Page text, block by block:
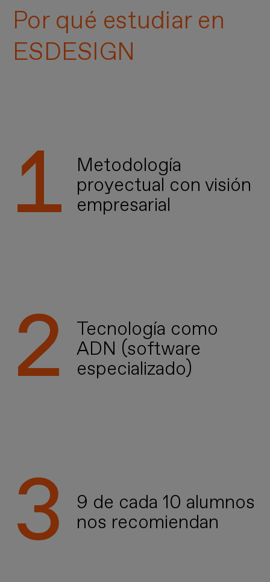
Por qué estudiar en
ESDESIGN
Metodología
proyectual con visión
empresarial
Tecnología como
ADN (software
especializado)
9 de cada 10 alumnos
nos recomiendan